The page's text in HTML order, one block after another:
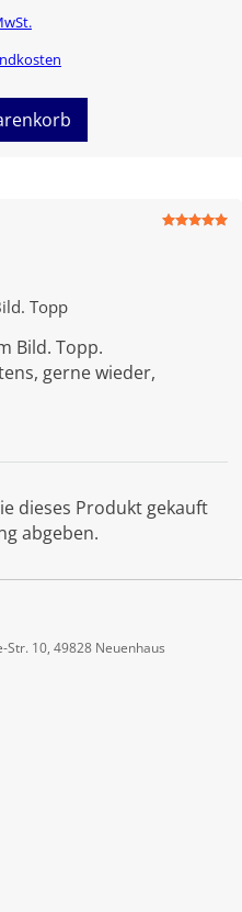
Topp
Bild. Topp.
gerne wieder,
dieses Produkt gekauft
abgeben.
10, 49828 Neuenhaus